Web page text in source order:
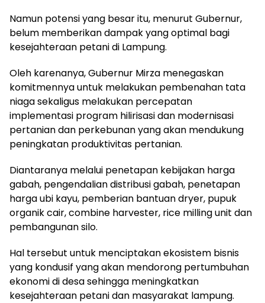
Namun potensi yang besar itu, menurut Gubernur,
belum memberikan dampak yang optimal bagi
kesejahteraan petani di Lampung.
Oleh karenanya, Gubernur Mirza menegaskan
komitmennya untuk melakukan pembenahan tata
niaga sekaligus melakukan percepatan
implementasi program hilirisasi dan modernisasi
pertanian dan perkebunan yang akan mendukung
peningkatan produktivitas pertanian.
Diantaranya melalui penetapan kebijakan harga
gabah, pengendalian distribusi gabah, penetapan
harga ubi kayu, pemberian bantuan dryer, pupuk
organik cair, combine harvester, rice milling unit dan
pembangunan silo.
Hal tersebut untuk menciptakan ekosistem bisnis
yang kondusif yang akan mendorong pertumbuhan
ekonomi di desa sehingga meningkatkan
kesejahteraan petani dan masyarakat lampung.